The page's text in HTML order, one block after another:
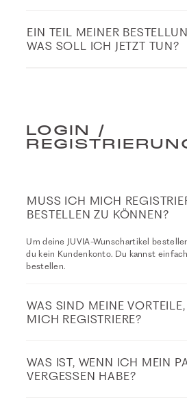
EIN TEIL MEINER
WAS SOLL ICH JETZT TUN?
LOGIN /
MUSS ICH MICH
BESTELLEN ZU KÖNNEN?
Um deine JUVIA-Wunschartikel
du kein Kundenkonto. Du kannst
bestellen.
WAS SIND MEINE
MICH REGISTRIERE?
WAS IST, WENN ICH MEIN
VERGESSEN HABE?